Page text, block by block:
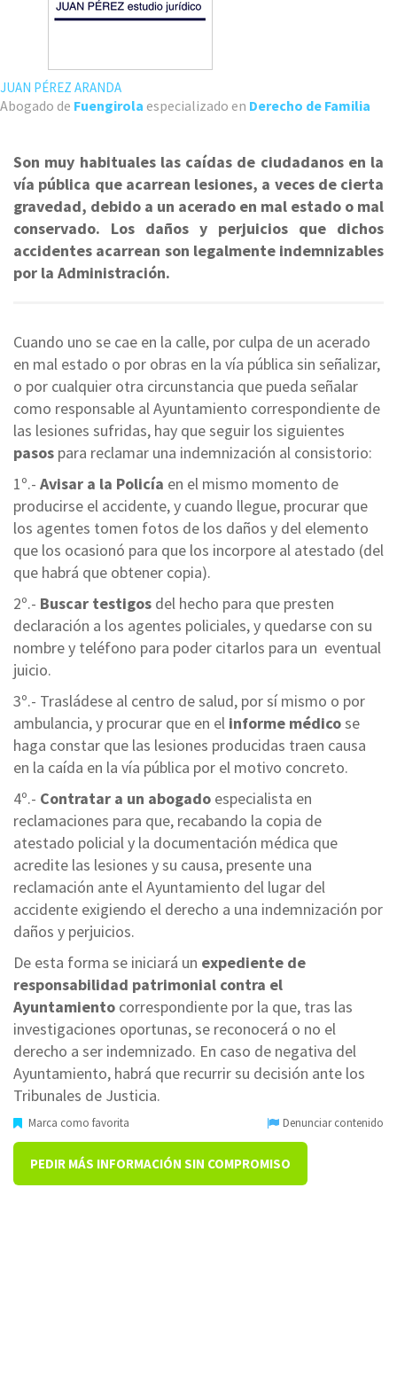
JUAN PÉREZ ARANDA
Abogado de Fuengirola especializado en Derecho de Familia
Son muy habituales las caídas de ciudadanos en la
vía pública que acarrean lesiones, a veces de cierta
gravedad, debido a un acerado en mal estado o mal
conservado. Los daños y perjuicios que dichos
accidentes acarrean son legalmente indemnizables
por la Administración.
Cuando uno se cae en la calle, por culpa de un acerado
en mal estado o por obras en la vía pública sin señalizar,
o por cualquier otra circunstancia que pueda señalar
como responsable al Ayuntamiento correspondiente de
las lesiones sufridas, hay que seguir los siguientes
pasos para reclamar una indemnización al consistorio:
1º.- Avisar a la Policía en el mismo momento de
producirse el accidente, y cuando llegue, procurar que
los agentes tomen fotos de los daños y del elemento
que los ocasionó para que los incorpore al atestado (del
que habrá que obtener copia).
2º.- Buscar testigos del hecho para que presten
declaración a los agentes policiales, y quedarse con su
nombre y teléfono para poder citarlos para un eventual
juicio.
3º.- Trasládese al centro de salud, por sí mismo o por
ambulancia, y procurar que en el informe médicose
haga constar que las lesiones producidas traen causa
en la caída en la vía pública por el motivo concreto.
4º.- Contratar a un abogado especialista en
reclamaciones para que, recabando la copia de
atestado policial y la documentación médica que
acredite las lesiones y su causa, presente una
reclamación ante el Ayuntamiento del lugar del
accidente exigiendo el derecho a una indemnización por
daños y perjuicios.
De esta forma se iniciará un expediente de
responsabilidad patrimonial contra el
Ayuntamiento correspondiente por la que, tras las
investigaciones oportunas, se reconocerá o no el
derecho a ser indemnizado. En caso de negativa del
Ayuntamiento, habrá que recurrir su decisión ante los
Tribunales de Justicia.
Marca como favorita Denunciar contenido
PEDIR MÁS INFORMACIÓN SIN COMPROMISO